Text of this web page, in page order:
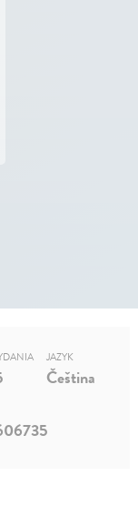
JAZYK
Čeština